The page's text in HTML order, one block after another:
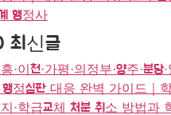
행정사
최신글
·이천·가평·의정부·양주·분당
행정심판 대응 완벽 가이드｜
·학급교체 처분 취소 방법과